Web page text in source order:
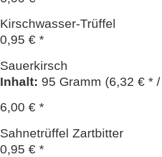
Kirschwasser-Trüffel
0,95 € *
Sauerkirsch
Inhalt: 95 Gramm (6,32 € *
6,00 € *
Sahnetrüffel Zartbitter
0,95 € *